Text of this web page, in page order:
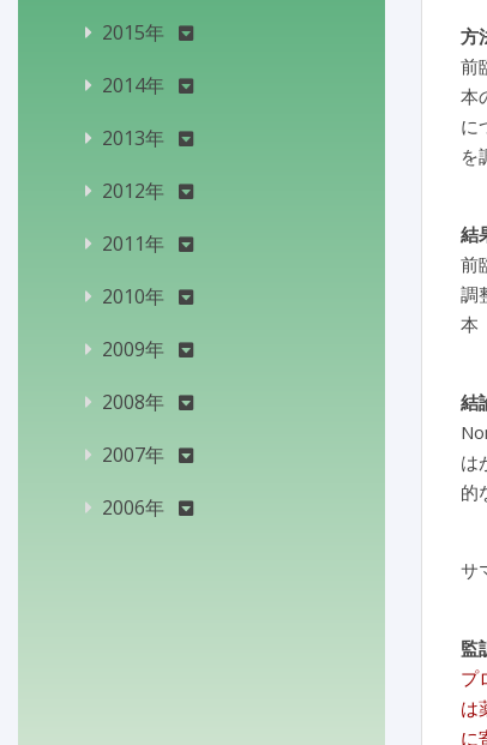
方
前
本
に
を
結
前
調
本
結
は
的
サ
監
プ
は
に
2015年
2014年
2013年
2012年
2011年
2010年
2009年
2008年
2007年
2006年